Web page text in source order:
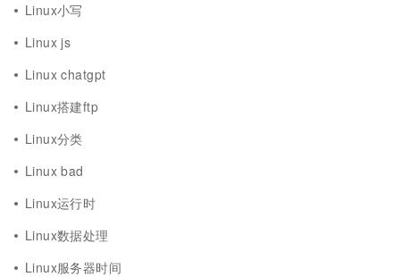
Linux小写
Linux js
Linux chatgpt
Linux搭建ftp
Linux分类
Linux bad
Linux运行时
Linux数据处理
Linux服务器时间